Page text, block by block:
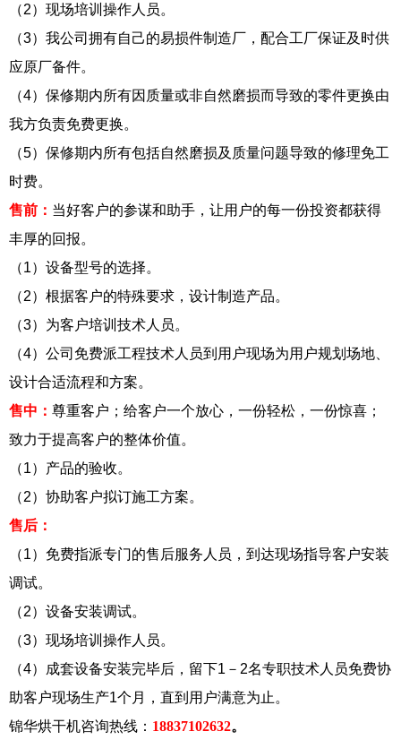
（2）现场培训操作人员。
（3）我公司拥有自己的易损件制造厂，配合工厂保证及时供
应原厂备件。
（4）保修期内所有因质量或非自然磨损而导致的零件更换由
我方负责免费更换。
（5）保修期内所有包括自然磨损及质量问题导致的修理免工
时费。
售前： 当好客户的参谋和助手，让用户的每一份投资都获得
丰厚的回报。
（1）设备型号的选择。
（2）根据客户的特殊要求，设计制造产品。
（3）为客户培训技术人员。
（4）公司免费派工程技术人员到用户现场为用户规划场地、
设计合适流程和方案。
售中： 尊重客户；给客户一个放心，一份轻松，一份惊喜；
致力于提高客户的整体价值。
（1）产品的验收。
（2）协助客户拟订施工方案。
售后：
（1）免费指派专门的售后服务人员，到达现场指导客户安装
调试。
（2）设备安装调试。
（3）现场培训操作人员。
（4）成套设备安装完毕后，留下1－2名专职技术人员免费协
助客户现场生产1个月，直到用户满意为止。
锦华烘干机咨询热线： 18837102632。